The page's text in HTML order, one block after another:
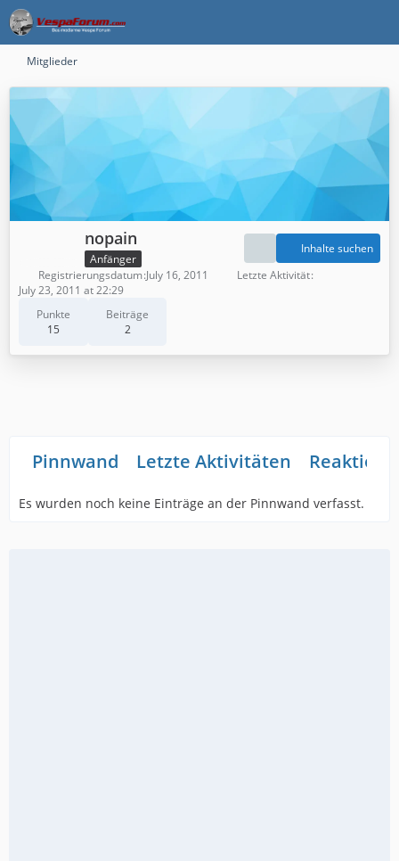
Mitglieder
nopain
Anfänger
Punkte
15
Beiträge
2
Inhalte suchen
Registrierungsdatum July 16, 2011
Letzte Aktivität
July 23, 2011 at 22:29
Pinnwand Letzte Aktivitäten
Es wurden noch keine Einträge an der Pinnwand verfasst.